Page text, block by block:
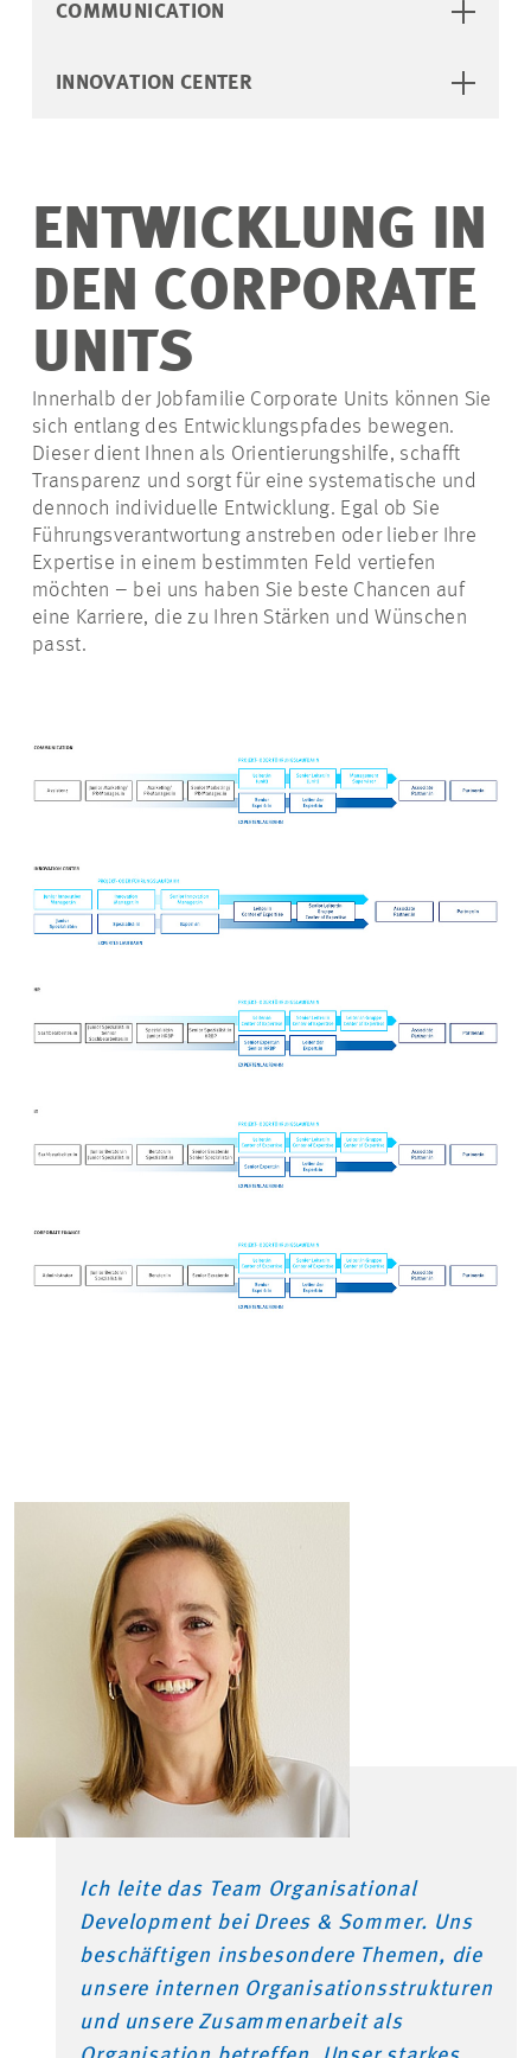
COMMUNICATION
INNOVATION CENTER
ENTWICKLUNG IN
DEN CORPORATE
UNITS
Innerhalb der Jobfamilie Corporate Units können Sie
sich entlang des Entwicklungspfades bewegen.
Dieser dient Ihnen als Orientierungshilfe, schafft
Transparenz und sorgt für eine systematische und
dennoch individuelle Entwicklung. Egal ob Sie
Führungsverantwortung anstreben oder lieber Ihre
Expertise in einem bestimmten Feld vertiefen
möchten – bei uns haben Sie beste Chancen auf
eine Karriere, die zu Ihren Stärken und Wünschen
passt.
Ich leite das Team Organisational
Development bei Drees & Sommer. Uns
beschäftigen insbesondere Themen, die
unsere internen Organisationsstrukturen
und unsere Zusammenarbeit als